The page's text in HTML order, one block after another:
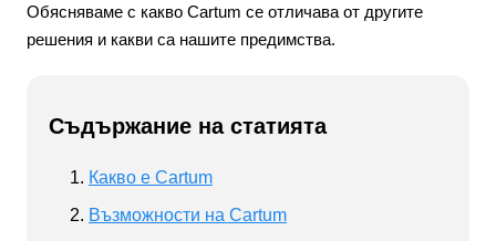
Обясняваме с какво Cartum се отличава от другите
решения и какви са нашите предимства.
Съдържание на статията
Какво е Cartum
Възможности на Cartum